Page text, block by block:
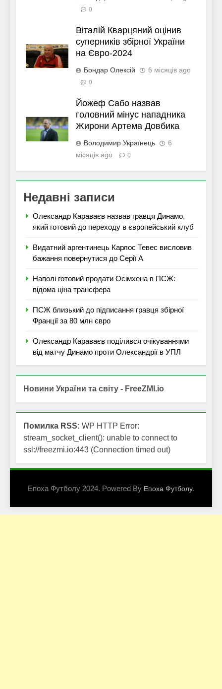
0
Віталій Кварцяний оцінив
суперників збірної України
на Євро-2024
Бондар Олексій 6 місяців ago
0
Йожеф Сабо назвав
головний мінус нападника
Жирони Артема Довбика
Володимир Українець
6
місяців ago
0
Недавні записи
Олександр Караваєв назвав гравця Динамо,
який готовий до переходу в європейський клуб
Видатний аргентинець Карлос Тевес висловив
бажання повернутися до Серії А
Наполі готовий продати Осімхена в ПСЖ:
відома ціна трансфера
ПСЖ близький до підписання гравця збірної
Франції за 80 млн євро
Олександр Караваєв поділився очікуваннями
від матчу Динамо проти Олександрії в УПЛ
Новини України та світу - FreeZMI.io
Помилка RSS: WP HTTP Error:
stream_socket_client(): unable to connect to
ssl://freezmi.io:443 (Connection timed out)
Епоха Футболу 2024. Powered By Епоха Футболу.